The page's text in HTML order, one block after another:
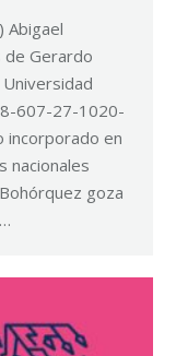
Abigael
de Gerardo
607-27-1020-
incorporado en
nacionales
goza